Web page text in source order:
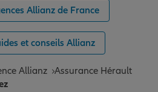
Allianz de France
et conseils Allianz
Allianz Assurance Hérault